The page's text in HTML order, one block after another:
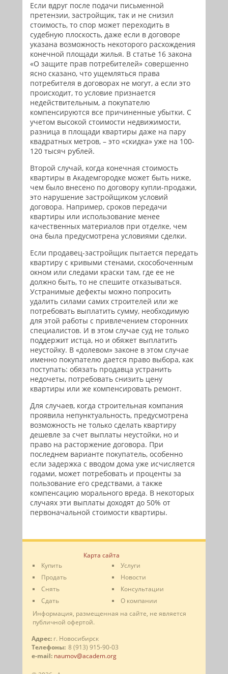
Если вдруг после подачи письменной
претензии, застройщик, так и не снизил
стоимость, то спор может переходить в
судебную плоскость, даже если в договоре
указана возможность некоторого расхождения
конечной площади жилья. В статье 16 закона
«О защите прав потребителей» совершенно
ясно сказано, что ущемляться права
потребителя в договорах не могут, а если это
происходит, то условие признается
недействительным, а покупателю
компенсируются все причиненные убытки. С
учетом высокой стоимости недвижимости,
разница в площади квартиры даже на пару
квадратных метров, – это «скидка» уже на 100-
120 тысяч рублей.
Второй случай, когда конечная стоимость
квартиры в Академгородке может быть ниже,
чем было внесено по договору купли-продажи,
это нарушение застройщиком условий
договора. Например, сроков передачи
квартиры или использование менее
качественных материалов при отделке, чем
она была предусмотрена условиями сделки.
Если продавец-застройщик пытается передать
квартиру с кривыми стенами, скособоченным
окном или следами краски там, где ее не
должно быть, то не спешите отказываться.
Устранимые дефекты можно попросить
удалить силами самих строителей или же
потребовать выплатить сумму, необходимую
для этой работы с привлечением сторонних
специалистов. И в этом случае суд не только
поддержит истца, но и обяжет выплатить
неустойку. В «долевом» законе в этом случае
именно покупателю дается право выбора, как
поступать: обязать продавца устранить
недочеты, потребовать снизить цену
квартиры или же компенсировать ремонт.
Для случаев, когда строительная компания
проявила непунктуальность, предусмотрена
возможность не только сделать квартиру
дешевле за счет выплаты неустойки, но и
право на расторжение договора. При
последнем варианте покупатель, особенно
если задержка с вводом дома уже исчисляется
годами, может потребовать и проценты за
пользование его средствами, а также
компенсацию морального вреда. В некоторых
случаях эти выплаты доходят до 50% от
первоначальной стоимости квартиры.
Карта сайта
Купить
Продать
Снять
Сдать
Услуги
Новости
Консультации
О компании
Информация, размещенная на сайте, не является
публичной офертой.
Адрес: г. Новосибирск
Телефоны: 8 (913) 915-90-03
e-mail: naumov@academ.org